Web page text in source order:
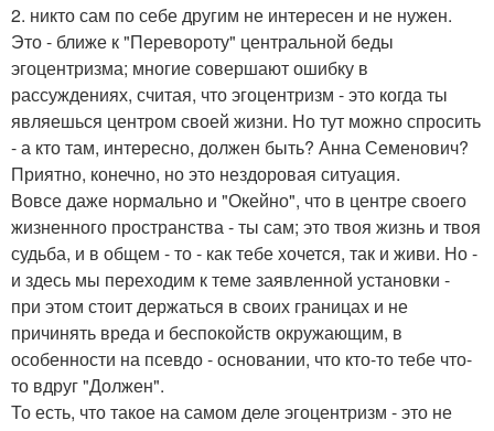
2. никто сам по себе другим не интересен и не нужен.
Это - ближе к "Перевороту" центральной беды
эгоцентризма; многие совершают ошибку в
рассуждениях, считая, что эгоцентризм - это когда ты
являешься центром своей жизни. Но тут можно спросить
- а кто там, интересно, должен быть? Анна Семенович?
Приятно, конечно, но это нездоровая ситуация.
Вовсе даже нормально и "Окейно", что в центре своего
жизненного пространства - ты сам; это твоя жизнь и твоя
судьба, и в общем - то - как тебе хочется, так и живи. Но -
и здесь мы переходим к теме заявленной установки -
при этом стоит держаться в своих границах и не
причинять вреда и беспокойств окружающим, в
особенности на псевдо - основании, что кто-то тебе что-
то вдруг "Должен".
То есть, что такое на самом деле эгоцентризм - это не